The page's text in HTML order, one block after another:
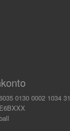
0130 0002 1034 31